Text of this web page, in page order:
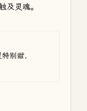
及灵魂。
别甜，